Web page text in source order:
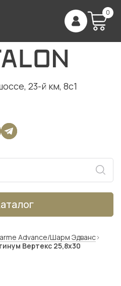
0
23-й км, 8с1
Advance/Шарм Эдванс
Вертекс 25,8x30